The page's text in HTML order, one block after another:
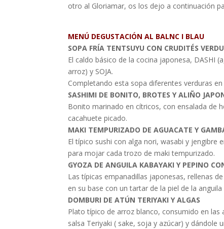
otro al Gloriamar, os los dejo a continuación
MENÚ DEGUSTACIÓN AL BALNC I BLAU
SOPA FRÍA TENTSUYU CON CRUDITÉS
El caldo básico de la cocina japonesa, DASHI
arroz) y SOJA.
Completando esta sopa diferentes verduras
SASHIMI DE BONITO, BROTES Y ALIÑO
Bonito marinado en cítricos, con ensalada de
cacahuete picado.
MAKI TEMPURIZADO DE AGUACATE Y
El típico sushi con alga nori, wasabi y jengibre
para mojar cada trozo de maki tempurizado.
GYOZA DE ANGUILA KABAYAKI Y PEPINO
Las típicas empanadillas japonesas, rellenas
en su base con un tartar de la piel de la
DOMBURI DE ATÚN TERIYAKI Y ALGAS
Plato típico de arroz blanco, consumido en
salsa Teriyaki ( sake, soja y azúcar) y